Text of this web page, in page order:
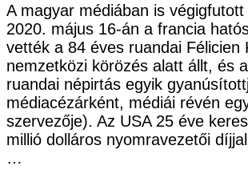
A magyar médiában is
2020. május 16-án a francia
vették a 84 éves ruandai Félicien
nemzetközi körözés alatt állt, és
ruandai népirtás egyik
médiacézárként, médiái révén
szervezője). Az USA 25 éve
millió dolláros nyomravezetői
…